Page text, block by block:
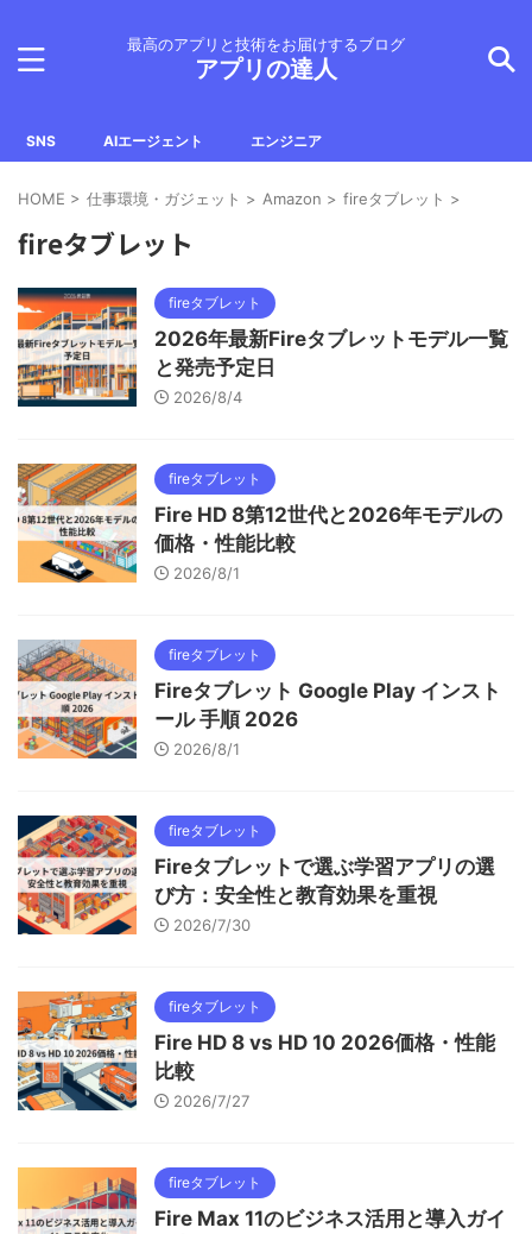
最高のアプリと技術をお届けするブログ
アプリの達人
SNS AIエージェント エンジニア
HOME > 仕事環境・ガジェット > Amazon > fireタブレット >
fireタブレット
fireタブレット
2026年最新Fireタブレットモデル一覧
と発売予定日
2026/8/4
fireタブレット
Fire HD 8第12世代と2026年モデルの
価格・性能比較
2026/8/1
fireタブレット
Fireタブレット Google Play インスト
ール 手順 2026
2026/8/1
fireタブレット
Fireタブレットで選ぶ学習アプリの選
び方：安全性と教育効果を重視
2026/7/30
fireタブレット
Fire HD 8 vs HD 10 2026価格・性能
比較
2026/7/27
fireタブレット
Fire Max 11のビジネス活用と導入ガイ